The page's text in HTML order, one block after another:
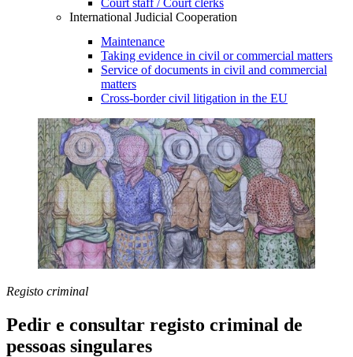
Court staff / Court clerks
International Judicial Cooperation
Maintenance
Taking evidence in civil or commercial matters
Service of documents in civil and commercial
matters​​
Cross-border civil litigation in the EU
Registo criminal
Pedir e consultar registo criminal de
pessoas singulares